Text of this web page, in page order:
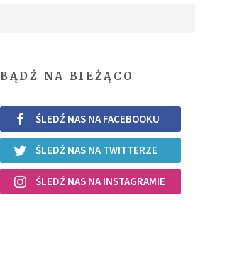
BĄDŹ NA BIEŻĄCO
ŚLEDŹ NAS NA FACEBOOKU
ŚLEDŹ NAS NA TWITTERZE
ŚLEDŹ NAS NA INSTAGRAMIE